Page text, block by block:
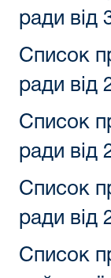
ради від
Список
ради від
Список
ради від
Список
ради від
Список